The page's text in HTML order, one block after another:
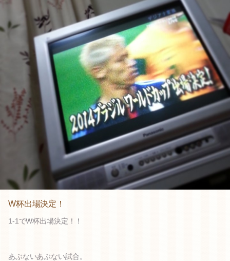
W杯出場決定！
1-1でW杯出場決定！！
あぶないあぶない試合。